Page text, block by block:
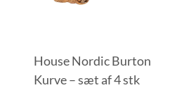
House Nordic Burton
Kurve – sæt af 4 stk